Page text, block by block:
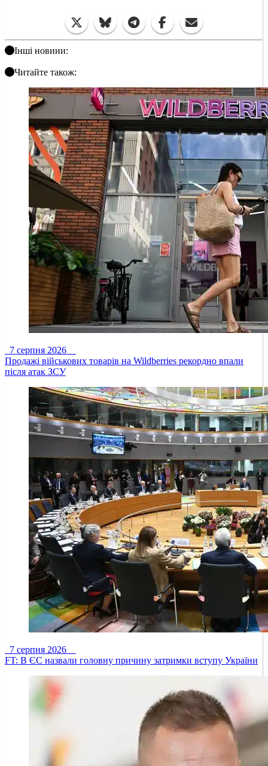
Інші новини:
Читайте також:
7 серпня 2026
Продажі військових товарів на Wildberries рекордно впали
після атак ЗСУ
7 серпня 2026
FT: В ЄС назвали головну причину затримки вступу України